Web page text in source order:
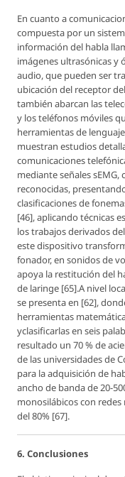
En cuanto a
compuesta por un
información del habla
imágenes ultrasónicas y
audio, que pueden ser
ubicación del receptor
también abarcan las
y los teléfonos móviles
herramientas de
muestran estudios
comunicaciones
mediante señales sEMG,
reconocidas,
clasificaciones de
[46], aplicando técnicas
los trabajos derivados
este dispositivo
fonador, en sonidos de
apoya la restitución del
de laringe [65].A nivel
se presenta en [62],
herramientas
yclasificarlas en seis
resultado un 70 % de
de las universidades de
para la adquisición de
ancho de banda de 20-
monosilábicos con
del 80% [67].
6. Conclusiones